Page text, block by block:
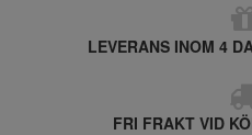
LEVERANS INOM 4
FRI FRAKT VID